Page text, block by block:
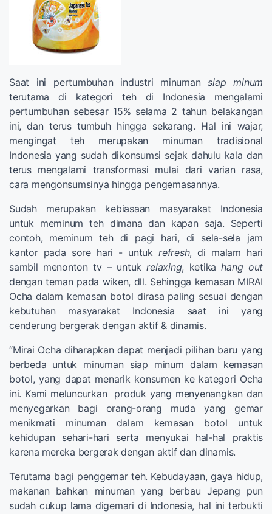
Saat ini pertumbuhan industri minumansiap minum
terutama di kategori teh di Indonesia mengalami
pertumbuhan sebesar 15% selama 2 tahun belakangan
ini, dan terus tumbuh hingga sekarang. Hal ini wajar,
mengingat teh merupakan minuman tradisional
Indonesia yang sudah dikonsumsi sejak dahulu kala dan
terus mengalami transformasi mulai dari varian rasa,
cara mengonsumsinya hingga pengemasannya.
Sudah merupakan kebiasaan masyarakat Indonesia
untuk meminum teh dimana dan kapan saja. Seperti
contoh, meminum teh di pagi hari, di sela-sela jam
kantor pada sore hari - untukrefresh, di malam hari
sambil menonton tv – untukrelaxing, ketikahang out
dengan teman pada wiken, dll. Sehingga kemasan MIRAI
Ocha dalam kemasan botol dirasa paling sesuai dengan
kebutuhan masyarakat Indonesia saat ini yang
cenderung bergerak dengan aktif & dinamis.
“Mirai Ocha diharapkan dapat menjadi pilihan baru yang
berbeda untuk minuman siap minum dalam kemasan
botol, yang dapat menarik konsumen ke kategori Ocha
ini. Kami meluncurkan produk yang menyenangkan dan
menyegarkan bagi orang-orang muda yang gemar
menikmati minuman dalam kemasan botol untuk
kehidupan sehari-hari serta menyukai hal-hal praktis
karena mereka bergerak dengan aktif dan dinamis.
Terutama bagi penggemar teh. Kebudayaan, gaya hidup,
makanan bahkan minuman yang berbau Jepang pun
sudah cukup lama digemari di Indonesia, hal ini terbukti